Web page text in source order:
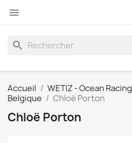

search
Accueil WETIZ - Ocean Racing
Belgique
Chloë Porton
Chloë Porton